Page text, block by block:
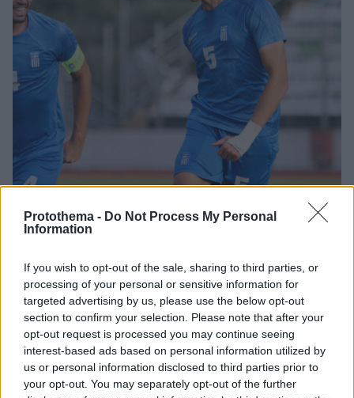
Protothema - Do Not Process My Personal
Information
If you wish to opt-out of the sale, sharing to third parties, or
processing of your personal or sensitive information for
targeted advertising by us, please use the below opt-out
section to confirm your selection. Please note that after your
opt-out request is processed you may continue seeing
interest-based ads based on personal information utilized by
us or personal information disclosed to third parties prior to
your opt-out. You may separately opt-out of the further
H AEK συμφώνησε με την Ιντερ για τον Ελληνα στόπερ,
Χρήστο Αλεξίου
Η Ένωση είναι μια ανάσα πριν «σφραγίσει» τη
μεταγραφή του Έλληνα διεθνούς μιας και το μόνο
που εκκρεμεί είναι το να περάσει ο παίκτης τα ιατρικά
05.07.2026, 10:51